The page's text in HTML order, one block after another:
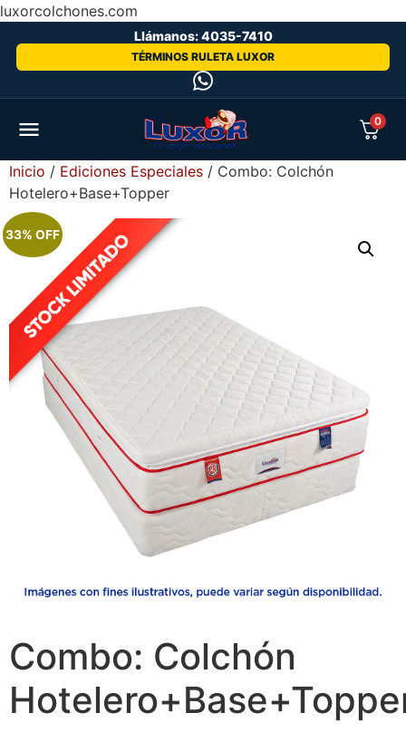
luxorcolchones.com
Llámanos: 4035-7410
TÉRMINOS RULETA LUXOR
0
Inicio / Ediciones Especiales / Combo: Colchón
Hotelero+Base+Topper
33% OFF
Combo: Colchón